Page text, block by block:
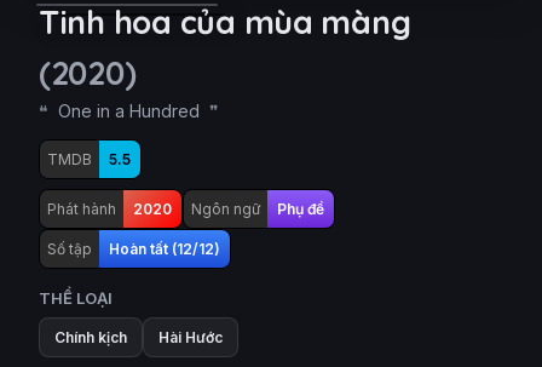
Tinh hoa của mùa màng
(2020)
One in a Hundred
TMDB 5.5
Phát hành 2020 Ngôn ngữ Phụ đề
Số tập Hoàn tất (12/12)
THỂ LOẠI
Chính kịch Hài Hước